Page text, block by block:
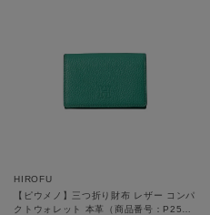
HIROFU
【ピウメノ】三つ折り財布 レザー コンパ
クトウォレット 本革（商品番号：P25－